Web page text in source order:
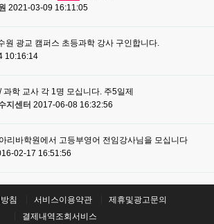
2021-03-09 16:11:05
원 광교 캠퍼스 초등과학 강사 구인합니다.
10:16:14
과학 교사 각 1명 모십니다. 주5일제
지센터 2017-06-08 16:32:56
리바학원에서 고등부영어 전임강사님을 모십니다
02-17 16:51:56
침 서비스이용약관
제휴및광고문의
결제내역조회서비스